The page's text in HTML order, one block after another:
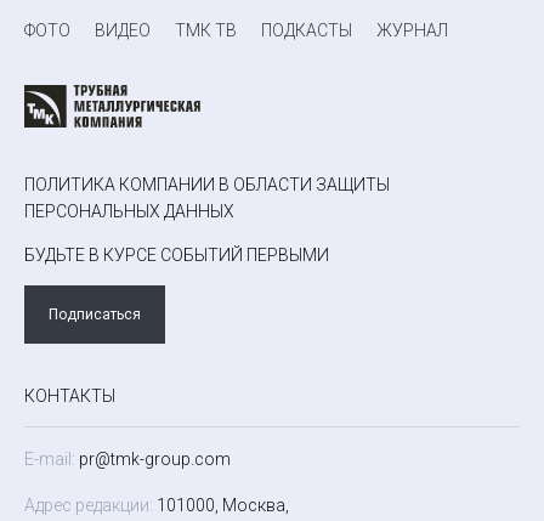
ФОТО ВИДЕО ТМК ТВ ПОДКАСТЫ ЖУРНАЛ
ПОЛИТИКА КОМПАНИИ В ОБЛАСТИ ЗАЩИТЫ
ПЕРСОНАЛЬНЫХ ДАННЫХ
БУДЬТЕ В КУРСЕ СОБЫТИЙ ПЕРВЫМИ
Подписаться
КОНТАКТЫ
E-mail: pr@tmk-group.com
Адрес редакции: 101000, Москва,